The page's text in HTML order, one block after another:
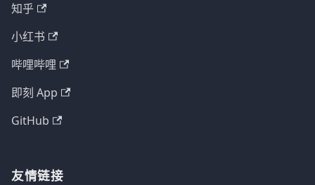
知乎
小红书
哔哩哔哩
即刻 App
GitHub
友情链接